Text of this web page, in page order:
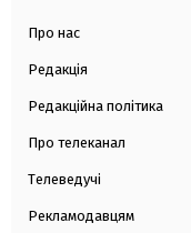
Про нас
Редакція
Редакційна політика
Про телеканал
Телеведучі
Рекламодавцям